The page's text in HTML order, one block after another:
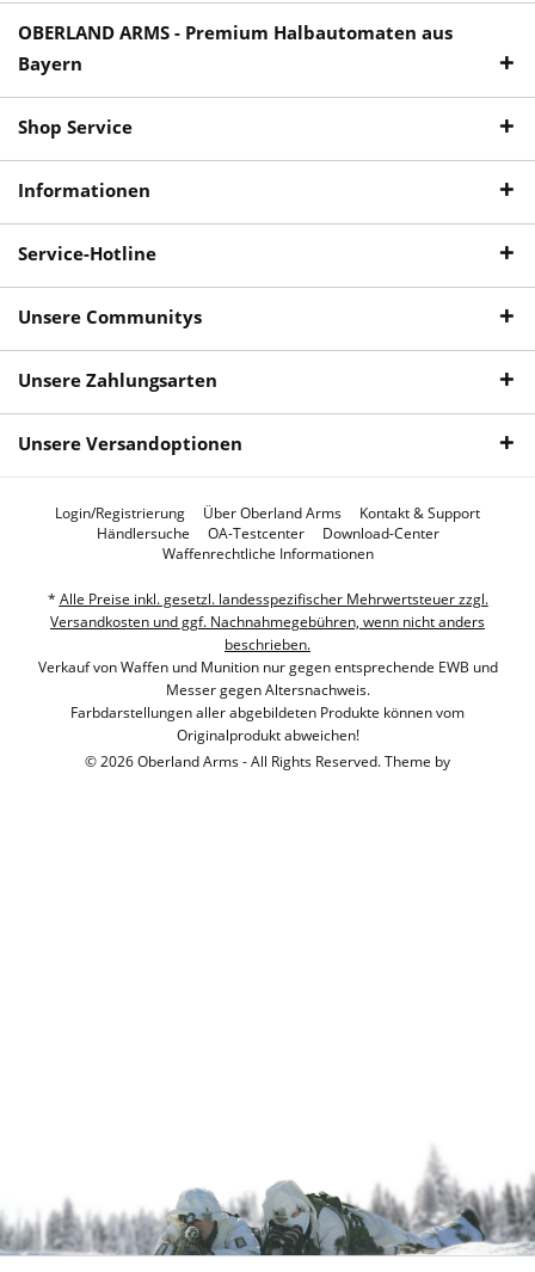
OBERLAND ARMS - Premium Halbautomaten aus
Bayern
Shop Service
Informationen
Service-Hotline
Unsere Communitys
Unsere Zahlungsarten
Unsere Versandoptionen
Login/Registrierung Über Oberland Arms
Kontakt & Support
Händlersuche
OA-Testcenter
Download-Center
Waffenrechtliche Informationen
* Alle Preise inkl. gesetzl. landesspezifischer Mehrwertsteuer zzgl.
Versandkosten und ggf. Nachnahmegebühren, wenn nicht anders
beschrieben.
Verkauf von Waffen und Munition nur gegen entsprechende EWB und
Messer gegen Altersnachweis.
Farbdarstellungen aller abgebildeten Produkte können vom
Originalprodukt abweichen!
© 2026 Oberland Arms - All Rights Reserved. Theme by